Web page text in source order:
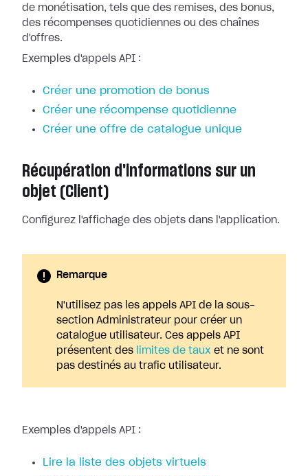
de monétisation, tels que des remises, des bonus,
des récompenses quotidiennes ou des chaînes
d'offres.
Exemples d'appels API :
Créer une promotion de bonus
Créer une récompense quotidienne
Créer une offre de catalogue unique
Récupération d'informations sur un
objet (Client)
Configurez l'affichage des objets dans l'application.
Remarque
N'utilisez pas les appels API de la sous-
section Administrateur pour créer un
catalogue utilisateur. Ces appels API
présentent des
limites de taux et ne sont
pas destinés au trafic utilisateur.
Exemples d'appels API :
Lire la liste des objets virtuels